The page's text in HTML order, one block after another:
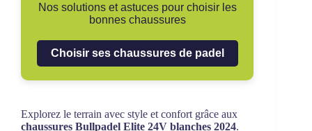
Nos solutions et astuces pour choisir les
bonnes chaussures
Choisir ses chaussures de padel
Explorez le terrain avec style et confort grâce aux
chaussures Bullpadel Elite 24V blanches 2024.